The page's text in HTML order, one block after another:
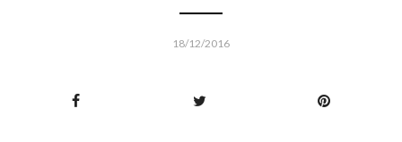
18/12/2016